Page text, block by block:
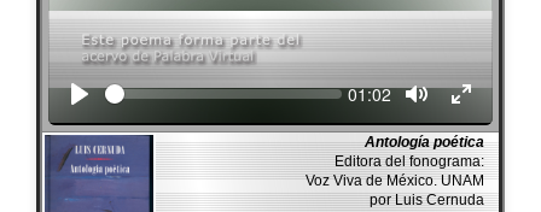
Seek Current
01:02
Antología poética
Editora del fonograma:
Voz Viva de México. UNAM
por Luis Cernuda